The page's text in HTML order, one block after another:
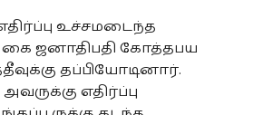
உச்சமடைந்த
ஜனாதிபதி கோத்தபய
தப்பியோடினார்.
எதிர்ப்பு